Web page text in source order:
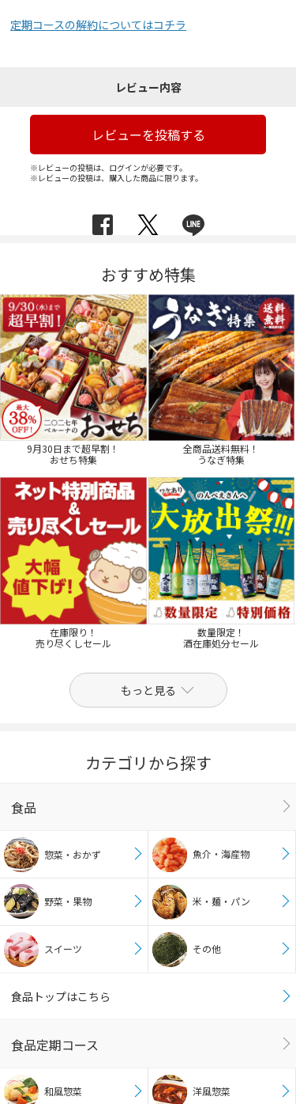
定期コースの解約についてはコチラ
レビュー内容
レビューを投稿する
※レビューの投稿は、ログインが必要です。
※レビューの投稿は、購入した商品に限ります。
おすすめ特集
9月30日まで超早割！
おせち特集
全商品送料無料！
うなぎ特集
在庫限り！
売り尽くしセール
数量限定！
酒在庫処分セール
もっと見る
カテゴリから探す
食品
惣菜・おかず 魚介・海産物
野菜・果物 米・麺・パン
スイーツ その他
食品トップはこちら
食品定期コース
和風惣菜 洋風惣菜